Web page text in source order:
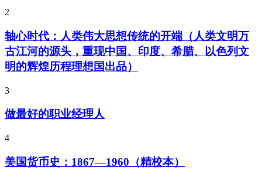
2
轴心时代：人类伟大思想传统的开端（人类文明万
古江河的源头，重现中国、印度、希腊、以色列文
明的辉煌历程理想国出品）
3
做最好的职业经理人
4
美国货币史：1867—1960（精校本）